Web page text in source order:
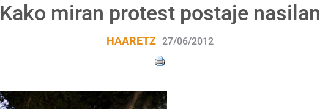
Kako miran protest postaje nasilan
HAARETZ 27/06/2012